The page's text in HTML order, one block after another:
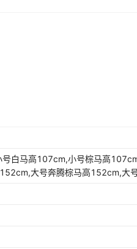
白马高107cm,小号棕马高
大号奔腾棕马高152cm,大
跳跃小棕马高112cm,站立公白马
公棕马高158cm,抬前脚棕马高